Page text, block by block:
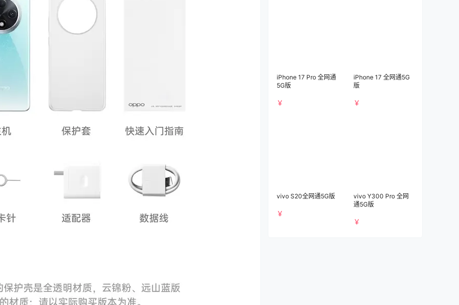
iPhone 17 Pro 全网通
5G版
￥
iPhone 17 全网通5G
版
￥
vivo S20全网通5G版
￥
vivo Y300 Pro 全网
通5G版
￥